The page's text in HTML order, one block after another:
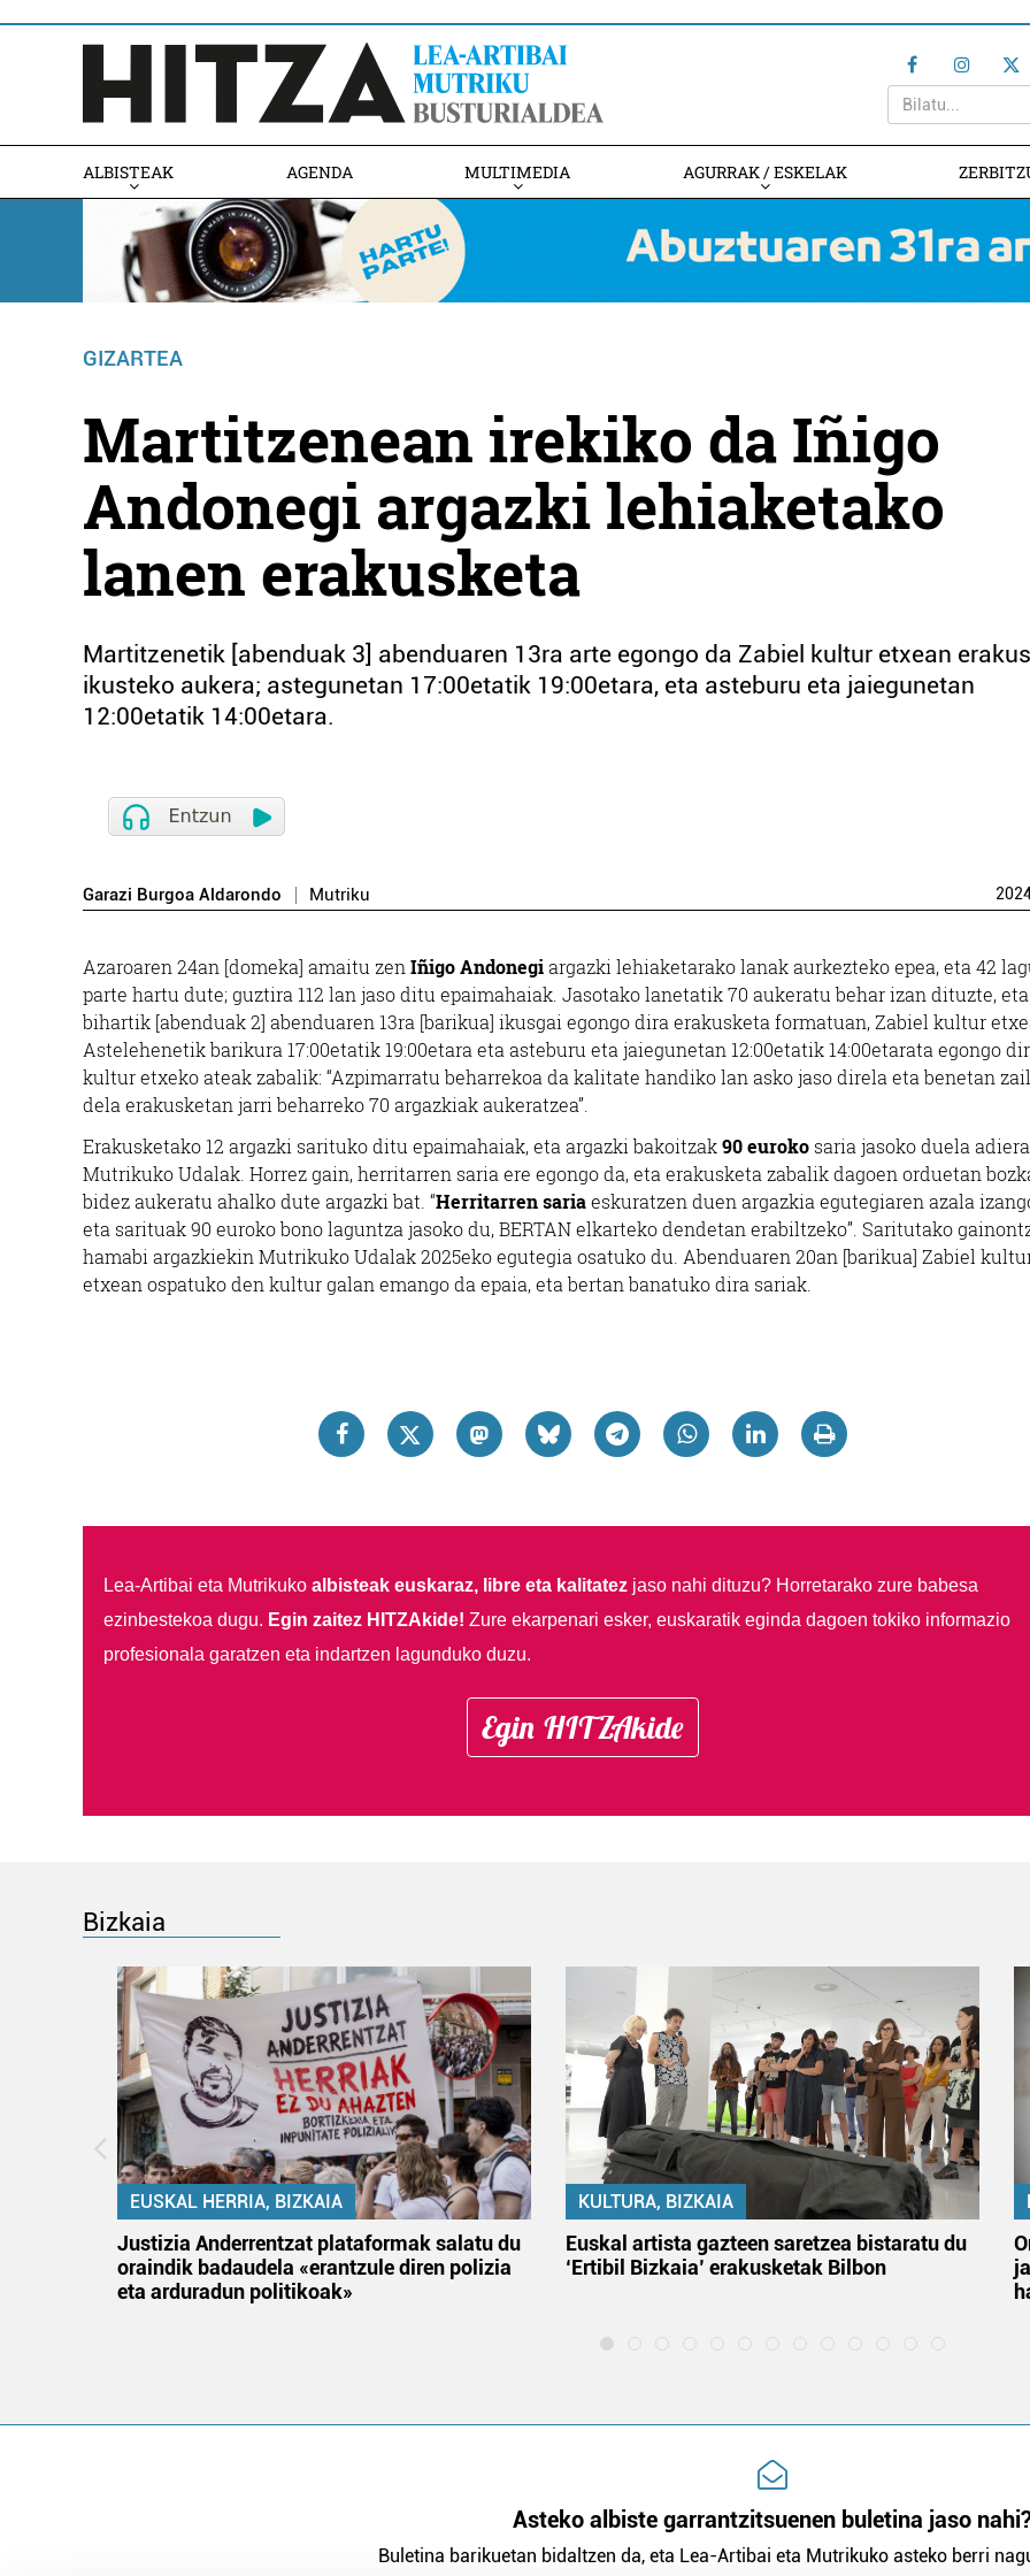
ALBISTEAK AGENDA MULTIMEDIA AGURRAK / ESKELAK
GIZARTEA
Martitzenean irekiko da Iñigo
Andonegi argazki lehiaketako
lanen erakusketa
Martitzenetik [abenduak 3] abenduaren 13ra arte egongo da Zabiel kultur etxean
ikusteko aukera; astegunetan 17:00etatik 19:00etara, eta asteburu eta jaiegunetan
12:00etatik 14:00etara.
Garazi Burgoa Aldarondo Mutriku
Azaroaren 24an [domeka] amaitu zen Iñigo Andonegiargazki lehiaketarako lanak aurkezteko epea, eta 42
parte hartu dute; guztira 112 lan jaso ditu epaimahaiak. Jasotako lanetatik 70 aukeratu behar izan dituzte, eta
bihartik [abenduak 2] abenduaren 13ra [barikua] ikusgai egongo dira erakusketa formatuan, Zabiel kultur
Astelehenetik barikura 17:00etatik 19:00etara eta asteburu eta jaiegunetan 12:00etatik 14:00etarata egongo
kultur etxeko ateak zabalik: “Azpimarratu beharrekoa da kalitate handiko lan asko jaso direla eta benetan
dela erakusketan jarri beharreko 70 argazkiak aukeratzea”.
Erakusketako 12 argazki sarituko ditu epaimahaiak, eta argazki bakoitzak90 euroko saria jasoko duela
Mutrikuko Udalak. Horrez gain, herritarren saria ere egongo da, eta erakusketa zabalik dagoen orduetan
bidez aukeratu ahalko dute argazki bat. “Herritarren sariaeskuratzen duen argazkia egutegiaren azala
eta sarituak 90 euroko bono laguntza jasoko du, BERTAN elkarteko dendetan erabiltzeko”. Saritutako
hamabi argazkiekin Mutrikuko Udalak 2025eko egutegia osatuko du. Abenduaren 20an [barikua] Zabiel
etxean ospatuko den kultur galan emango da epaia, eta bertan banatuko dira sariak.
Lea-Artibai eta Mutrikuko albisteak euskaraz, libre eta kalitatezjaso nahi dituzu? Horretarako zure babesa
ezinbestekoa dugu. Egin zaitez HITZAkide! Zure ekarpenari esker, euskaratik eginda dagoen tokiko informazio
profesionala garatzen eta indartzen lagunduko duzu.
Egin HITZAkide
Bizkaia
EUSKAL HERRIA, BIZKAIA
Justizia Anderrentzat plataformak salatu du
oraindik badaudela «erantzule diren polizia
eta arduradun politikoak»
KULTURA, BIZKAIA
Euskal artista gazteen saretzea bistaratu du
‘Ertibil Bizkaia’ erakusketak Bilbon
Asteko albiste garrantzitsuenen buletina jaso
Buletina barikuetan bidaltzen da, eta Lea-Artibai eta Mutrikuko asteko berri